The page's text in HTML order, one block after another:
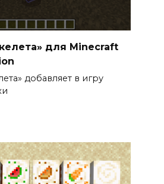
для Minecraft
добавляет в игру